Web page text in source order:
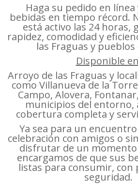
Haga su pedido en
bebidas en tiempo récord.
está activo las 24 horas,
rapidez, comodidad y
las Fraguas y pueblos
Disponible
Arroyo de las Fraguas y
como Villanueva de la
Campo, Alovera,
municipios del entorno,
cobertura completa y
Ya sea para un
celebración con amigos o
disfrutar de un momento
encargamos de que sus
listas para consumir, con
seguridad.